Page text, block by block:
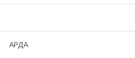
АРДА